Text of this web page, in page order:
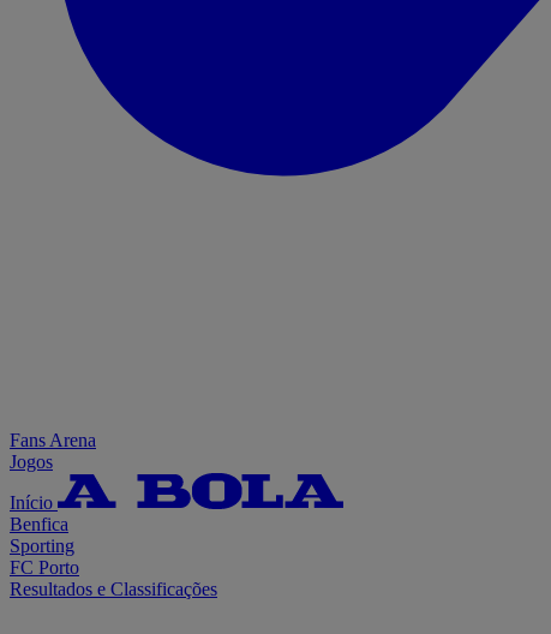
Fans Arena
Jogos
Início
Benfica
Sporting
FC Porto
Resultados e Classificações